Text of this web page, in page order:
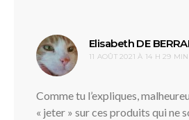
Elisabeth DE
11 AOÛT 2021 À 14 H 29 MIN
Comme tu l’expliques,
« jeter » sur ces produits qui ne